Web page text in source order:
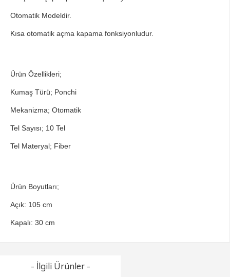
Otomatik Modeldir.
Kısa otomatik açma kapama fonksiyonludur.
Ürün Özellikleri;
Kumaş Türü; Ponchi
Mekanizma; Otomatik
Tel Sayısı; 10 Tel
Tel Materyal; Fiber
Ürün Boyutları;
Açık: 105 cm
Kapalı: 30 cm
- İlgili Ürünler -